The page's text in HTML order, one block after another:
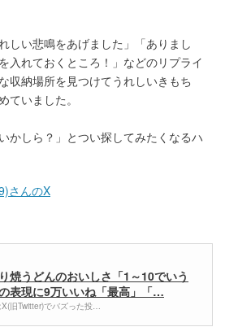
しい悲鳴をあげました」「ありまし
入れておくところ！」などのリプライ
収納場所を見つけてうれしいきもち
ていました。
かしら？」とつい探してみたくなるハ
さんのX
焼うどんのおいしさ「1～10でいう
表現に9万いいね「最高」「…
旧Twitter)でバズった投…